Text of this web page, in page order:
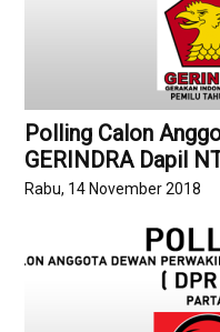
Polling Calon
GERINDRA Dapil
Rabu, 14 November 2018